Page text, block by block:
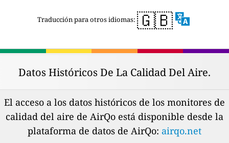
Traducción para otros idiomas: 🇬🇧
Datos Históricos De La Calidad Del Aire.
El acceso a los datos históricos de los monitores de
calidad del aire de AirQo está disponible desde la
plataforma de datos de AirQo: airqo.net